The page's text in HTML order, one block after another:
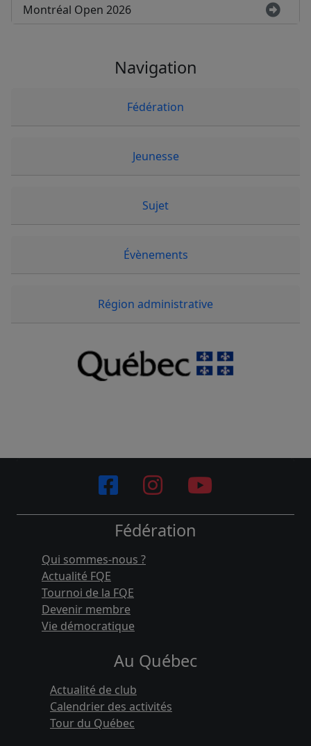
Montréal Open 2026
Navigation
Fédération
Jeunesse
Sujet
Évènements
Région administrative
Fédération
Qui sommes-nous ?
Actualité FQE
Tournoi de la FQE
Devenir membre
Vie démocratique
Au Québec
Actualité de club
Calendrier des activités
Tour du Québec